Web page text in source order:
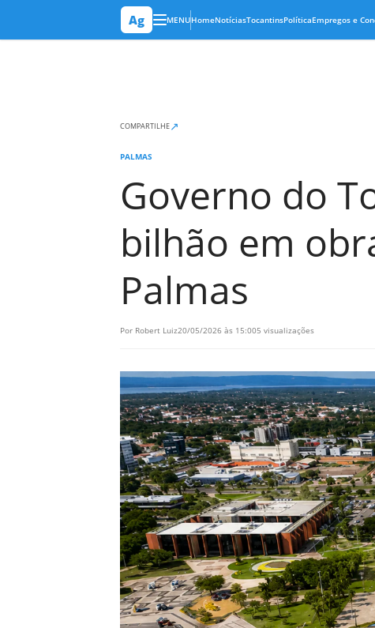
Ag MENUHomeNotíciasTocantinsPolíticaEmpregos e
COMPARTILHE↗
PALMAS
Governo do
bilhão em
Palmas
Por Robert Luiz20/05/2026 às 15:005 visualizações